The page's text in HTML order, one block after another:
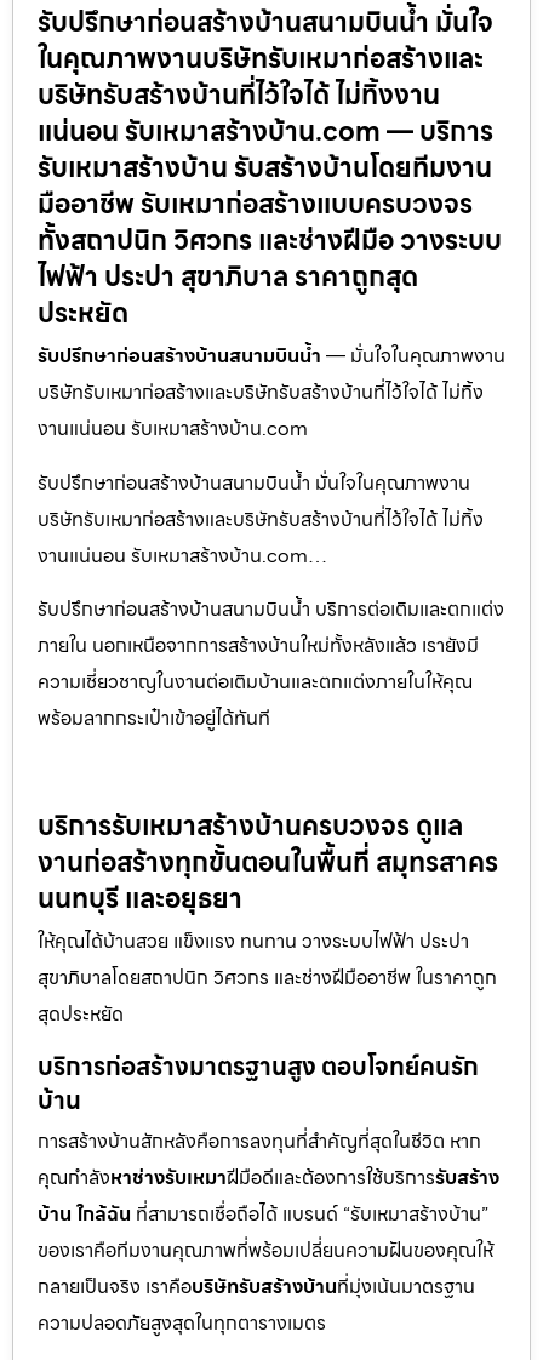
รับปรึกษาก่อนสร้างบ้านสนามบินน้ำ มั่นใจ
ในคุณภาพงานบริษัทรับเหมาก่อสร้างและ
บริษัทรับสร้างบ้านที่ไว้ใจได้ ไม่ทิ้งงาน
แน่นอน รับเหมาสร้างบ้าน.com — บริการ
รับเหมาสร้างบ้าน รับสร้างบ้านโดยทีมงาน
มืออาชีพ รับเหมาก่อสร้างแบบครบวงจร
ทั้งสถาปนิก วิศวกร และช่างฝีมือ วางระบบ
ไฟฟ้า ประปา สุขาภิบาล ราคาถูกสุด
ประหยัด
รับปรึกษาก่อนสร้างบ้านสนามบินน้ำ — มั่นใจในคุณภาพงาน
บริษัทรับเหมาก่อสร้างและบริษัทรับสร้างบ้านที่ไว้ใจได้ ไม่ทิ้ง
งานแน่นอน รับเหมาสร้างบ้าน.com
รับปรึกษาก่อนสร้างบ้านสนามบินน้ำ มั่นใจในคุณภาพงาน
บริษัทรับเหมาก่อสร้างและบริษัทรับสร้างบ้านที่ไว้ใจได้ ไม่ทิ้ง
งานแน่นอน รับเหมาสร้างบ้าน.com…
รับปรึกษาก่อนสร้างบ้านสนามบินน้ำ บริการต่อเติมและตกแต่ง
ภายใน นอกเหนือจากการสร้างบ้านใหม่ทั้งหลังแล้ว เรายังมี
ความเชี่ยวชาญในงานต่อเติมบ้านและตกแต่งภายในให้คุณ
พร้อมลากกระเป๋าเข้าอยู่ได้ทันที
บริการรับเหมาสร้างบ้านครบวงจร ดูแล
งานก่อสร้างทุกขั้นตอนในพื้นที่ สมุทรสาคร
นนทบุรี และอยุธยา
ให้คุณได้บ้านสวย แข็งแรง ทนทาน วางระบบไฟฟ้า ประปา
สุขาภิบาลโดยสถาปนิก วิศวกร และช่างฝีมืออาชีพ ในราคาถูก
สุดประหยัด
บริการก่อสร้างมาตรฐานสูง ตอบโจทย์คนรัก
บ้าน
การสร้างบ้านสักหลังคือการลงทุนที่สำคัญที่สุดในชีวิต หาก
คุณกำลังหาช่างรับเหมาฝีมือดีและต้องการใช้บริการรับสร้าง
บ้าน ใกล้ฉัน ที่สามารถเชื่อถือได้ แบรนด์ “รับเหมาสร้างบ้าน”
ของเราคือทีมงานคุณภาพที่พร้อมเปลี่ยนความฝันของคุณให้
กลายเป็นจริง เราคือบริษัทรับสร้างบ้านที่มุ่งเน้นมาตรฐาน
ความปลอดภัยสูงสุดในทุกตารางเมตร